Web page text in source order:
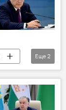
Еще 2